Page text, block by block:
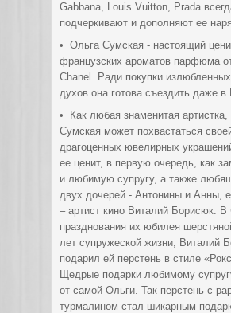
Gabbana, Louis Vuitton, Prada
подчеркивают и дополняют ее
• Ольга Сумская - настоящий
французских ароматов парфюма
Chanel. Ради покупки
духов она готова съездить даже
• Как любая знаменитая
Сумская может похвастаться
драгоценных ювелирных
ее ценит, в первую очередь, как
и любимую супругу, а также
двух дочерей - Антонины и Анны,
– артист кино Виталий Борисюк. В
празднования их юбилея
лет супружеской жизни, Виталий
подарил ей перстень в стиле
Щедрые подарки любимому
от самой Ольги. Так перстень с
турмалином стал шикарным